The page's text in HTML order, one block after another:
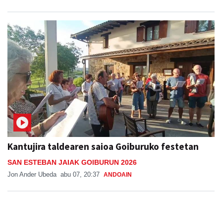
Kantujira taldearen saioa Goiburuko festetan
SAN ESTEBAN JAIAK GOIBURUN 2026
Jon Ander Ubeda abu 07, 20:37 ANDOAIN